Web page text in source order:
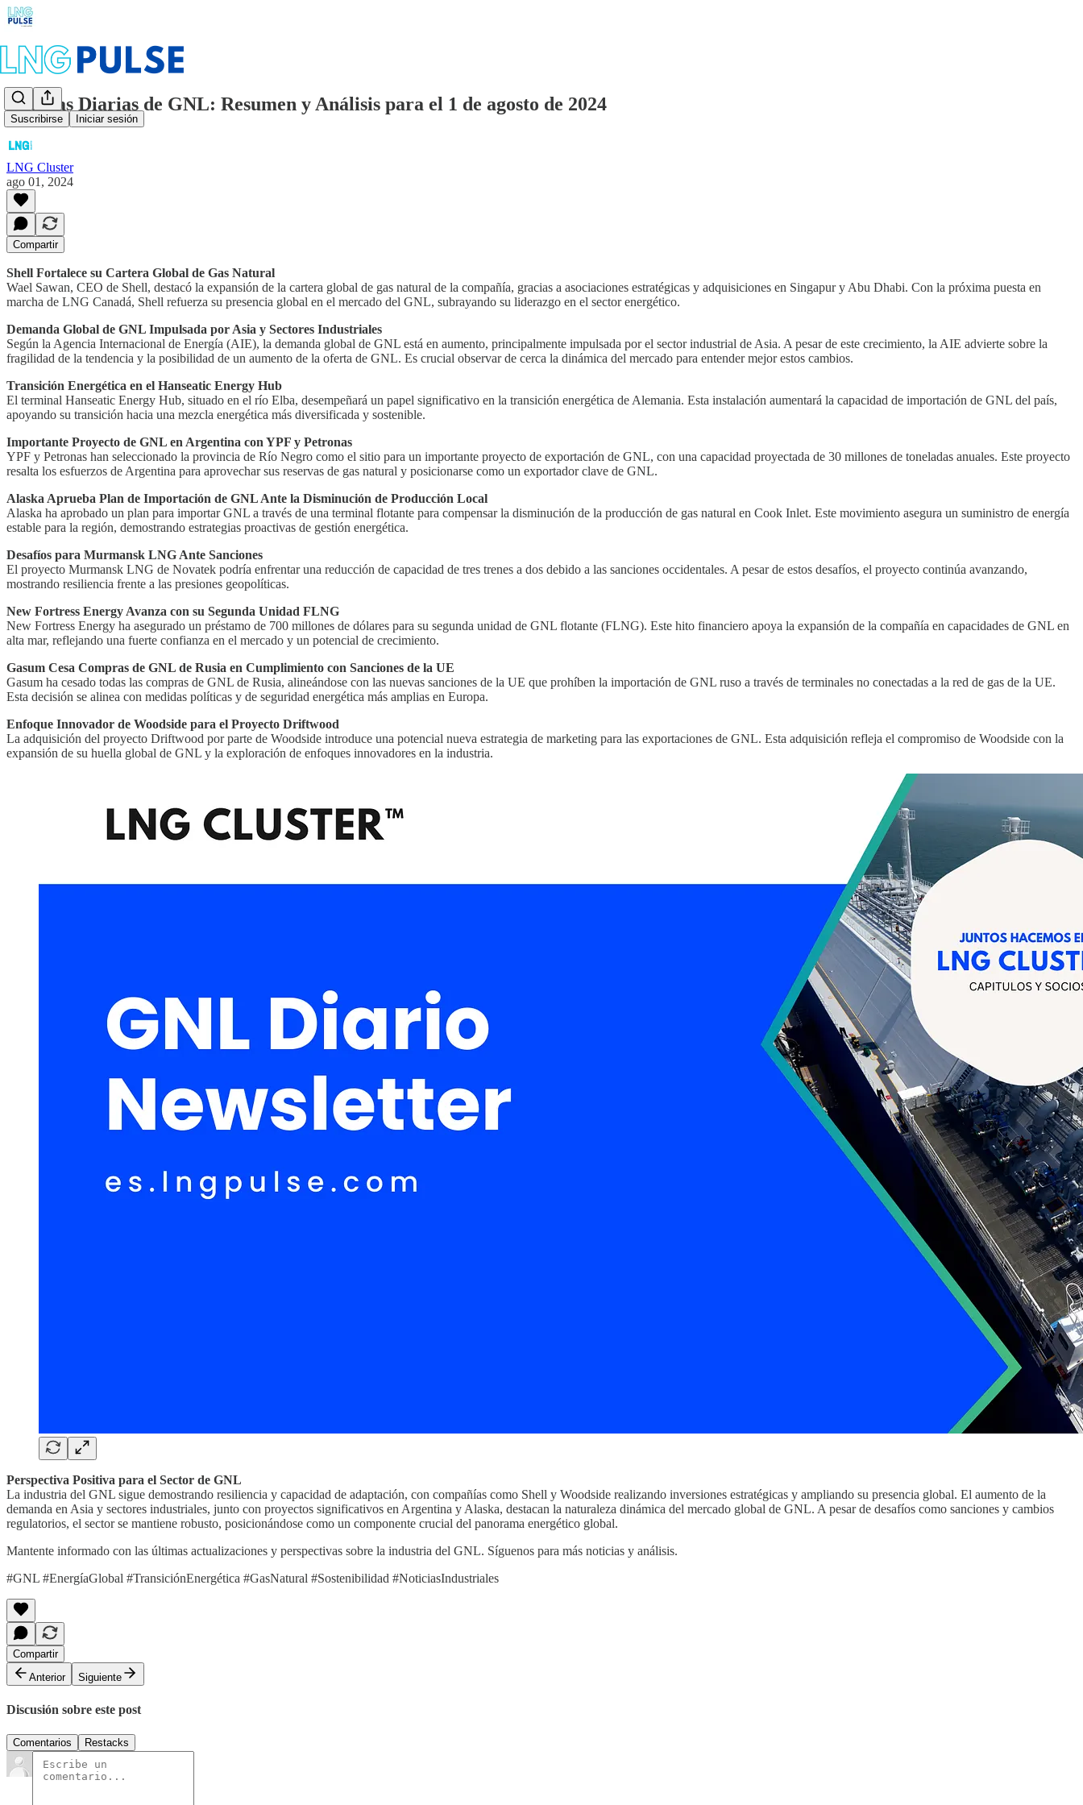
Suscribirse Iniciar sesión
Noticias Diarias de GNL: Resumen y Análisis para el 1 de agosto de 2024
LNG Cluster
ago 01, 2024
Compartir
Shell Fortalece su Cartera Global de Gas Natural
Wael Sawan, CEO de Shell, destacó la expansión de la cartera global de gas natural de la compañía, gracias a asociaciones estratégicas y adquisiciones en Singapur y Abu Dhabi. Con la próxima puesta en
marcha de LNG Canadá, Shell refuerza su presencia global en el mercado del GNL, subrayando su liderazgo en el sector energético.
Demanda Global de GNL Impulsada por Asia y Sectores Industriales
Según la Agencia Internacional de Energía (AIE), la demanda global de GNL está en aumento, principalmente impulsada por el sector industrial de Asia. A pesar de este crecimiento, la AIE advierte sobre la
fragilidad de la tendencia y la posibilidad de un aumento de la oferta de GNL. Es crucial observar de cerca la dinámica del mercado para entender mejor estos cambios.
Transición Energética en el Hanseatic Energy Hub
El terminal Hanseatic Energy Hub, situado en el río Elba, desempeñará un papel significativo en la transición energética de Alemania. Esta instalación aumentará la capacidad de importación de GNL del país,
apoyando su transición hacia una mezcla energética más diversificada y sostenible.
Importante Proyecto de GNL en Argentina con YPF y Petronas
YPF y Petronas han seleccionado la provincia de Río Negro como el sitio para un importante proyecto de exportación de GNL, con una capacidad proyectada de 30 millones de toneladas anuales. Este proyecto
resalta los esfuerzos de Argentina para aprovechar sus reservas de gas natural y posicionarse como un exportador clave de GNL.
Alaska Aprueba Plan de Importación de GNL Ante la Disminución de Producción Local
Alaska ha aprobado un plan para importar GNL a través de una terminal flotante para compensar la disminución de la producción de gas natural en Cook Inlet. Este movimiento asegura un suministro de energía
estable para la región, demostrando estrategias proactivas de gestión energética.
Desafíos para Murmansk LNG Ante Sanciones
El proyecto Murmansk LNG de Novatek podría enfrentar una reducción de capacidad de tres trenes a dos debido a las sanciones occidentales. A pesar de estos desafíos, el proyecto continúa avanzando,
mostrando resiliencia frente a las presiones geopolíticas.
New Fortress Energy Avanza con su Segunda Unidad FLNG
New Fortress Energy ha asegurado un préstamo de 700 millones de dólares para su segunda unidad de GNL flotante (FLNG). Este hito financiero apoya la expansión de la compañía en capacidades de GNL en
alta mar, reflejando una fuerte confianza en el mercado y un potencial de crecimiento.
Gasum Cesa Compras de GNL de Rusia en Cumplimiento con Sanciones de la UE
Gasum ha cesado todas las compras de GNL de Rusia, alineándose con las nuevas sanciones de la UE que prohíben la importación de GNL ruso a través de terminales no conectadas a la red de gas de la UE.
Esta decisión se alinea con medidas políticas y de seguridad energética más amplias en Europa.
Enfoque Innovador de Woodside para el Proyecto Driftwood
La adquisición del proyecto Driftwood por parte de Woodside introduce una potencial nueva estrategia de marketing para las exportaciones de GNL. Esta adquisición refleja el compromiso de Woodside con la
expansión de su huella global de GNL y la exploración de enfoques innovadores en la industria.
Perspectiva Positiva para el Sector de GNL
La industria del GNL sigue demostrando resiliencia y capacidad de adaptación, con compañías como Shell y Woodside realizando inversiones estratégicas y ampliando su presencia global. El aumento de la
demanda en Asia y sectores industriales, junto con proyectos significativos en Argentina y Alaska, destacan la naturaleza dinámica del mercado global de GNL. A pesar de desafíos como sanciones y cambios
regulatorios, el sector se mantiene robusto, posicionándose como un componente crucial del panorama energético global.
Mantente informado con las últimas actualizaciones y perspectivas sobre la industria del GNL. Síguenos para más noticias y análisis.
#GNL #EnergíaGlobal #TransiciónEnergética #GasNatural #Sostenibilidad #NoticiasIndustriales
Compartir
Anterior
Siguiente
Discusión sobre este post
Comentarios Restacks